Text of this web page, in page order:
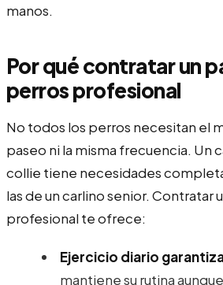
manos.
Por qué contratar un
perros profesional
No todos los perros necesitan el
paseo ni la misma frecuencia. Un
collie tiene necesidades
las de un carlino senior. Contratar
profesional te ofrece:
Ejercicio diario
mantiene su rutina